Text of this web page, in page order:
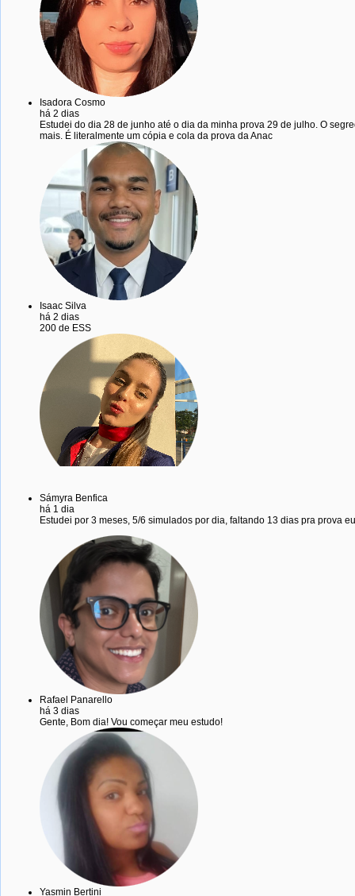
Isadora Cosmo
há 2 dias
Estudei do dia 28 de junho até o dia da minha prova 29 de julho. O
mais. É literalmente um cópia e cola da prova da Anac
Isaac Silva
há 2 dias
200 de ESS
Sámyra Benfica
há 1 dia
Estudei por 3 meses, 5/6 simulados por dia, faltando 13 dias pra prova
Rafael Panarello
há 3 dias
Gente, Bom dia! Vou começar meu estudo!
Yasmin Bertini